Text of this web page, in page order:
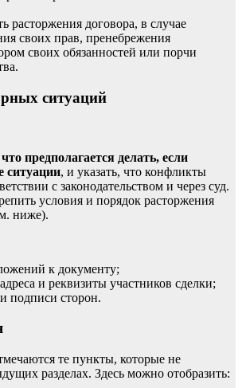
расторжения договора, в случае
своих прав, пренебрежения
своих обязанностей или порчи
ситуаций
предполагается делать, если
ситуации, и указать, что конфликты
с законодательством и через суд.
условия и порядок расторжения
ниже).
к документу;
и реквизиты участников сделки;
и подписи сторон.
те пункты, которые не
разделах. Здесь можно отобразить: